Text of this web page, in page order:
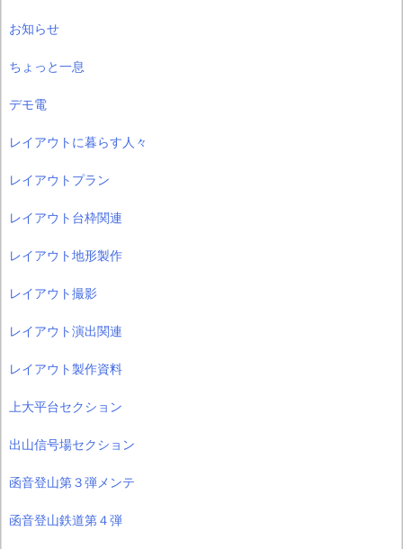
お知らせ
ちょっと一息
デモ電
レイアウトに暮らす人々
レイアウトプラン
レイアウト台枠関連
レイアウト地形製作
レイアウト撮影
レイアウト演出関連
レイアウト製作資料
上大平台セクション
出山信号場セクション
函音登山第３弾メンテ
函音登山鉄道第４弾